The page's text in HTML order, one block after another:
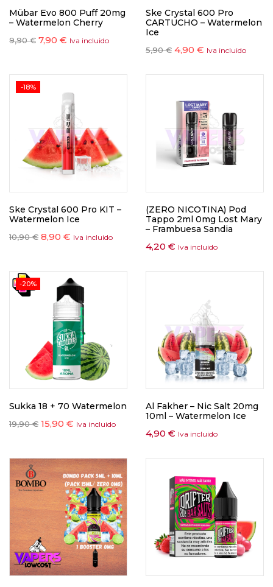
Mübar Evo 800 Puff 20mg
– Watermelon Cherry
9,90€ 7,90 € Iva incluido
Ske Crystal 600 Pro
CARTUCHO – Watermelon
Ice
5,90€ 4,90 € Iva incluido
-18%
Ske Crystal 600 Pro KIT –
Watermelon Ice
10,90€ 8,90 € Iva incluido
(ZERO NICOTINA) Pod
Tappo 2ml 0mg Lost Mary
– Frambuesa Sandia
4,20 € Iva incluido
-20%
Sukka 18 + 70 Watermelon
19,90€ 15,90 € Iva incluido
Al Fakher – Nic Salt 20mg
10ml – Watermelon Ice
4,90 € Iva incluido